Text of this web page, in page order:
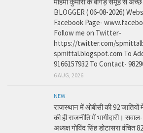
BLOGGER ( 06-08-2026)
Facebook Page-
Follow me on Twitter-
https://twitter.com/
spmittal.blogspot.com To
9166157932 To Contact-
6 AUG, 2026
NEW
राजस्थान में ओबीसी की 92 जातियों
की ही राजनीति में भागीदारी।
अध्यक्ष गोविंद सिंह डोटासरा वंचित